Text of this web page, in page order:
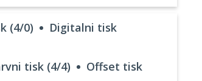
(4/0) Digitalni tisk
tisk (4/4) Offset tisk